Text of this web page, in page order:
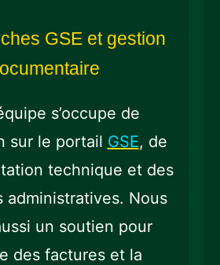
GSE et gestion
s’occupe de
sur le portail GSE, de
technique et des
administratives. Nous
un soutien pour
des factures et la